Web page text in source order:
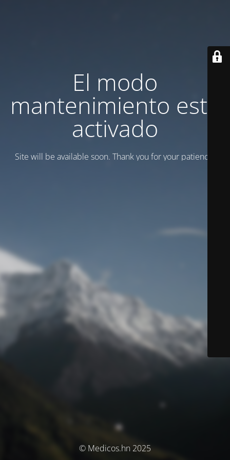
El modo
mantenimiento está
activado
Site will be available soon. Thank you for your patience!
© Medicos.hn 2025